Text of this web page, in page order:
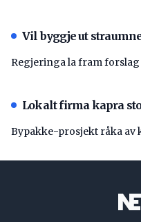
Vil byggje ut
Regjeringa la fram
Lokalt firma kapra
Bypakke-prosjekt råka av